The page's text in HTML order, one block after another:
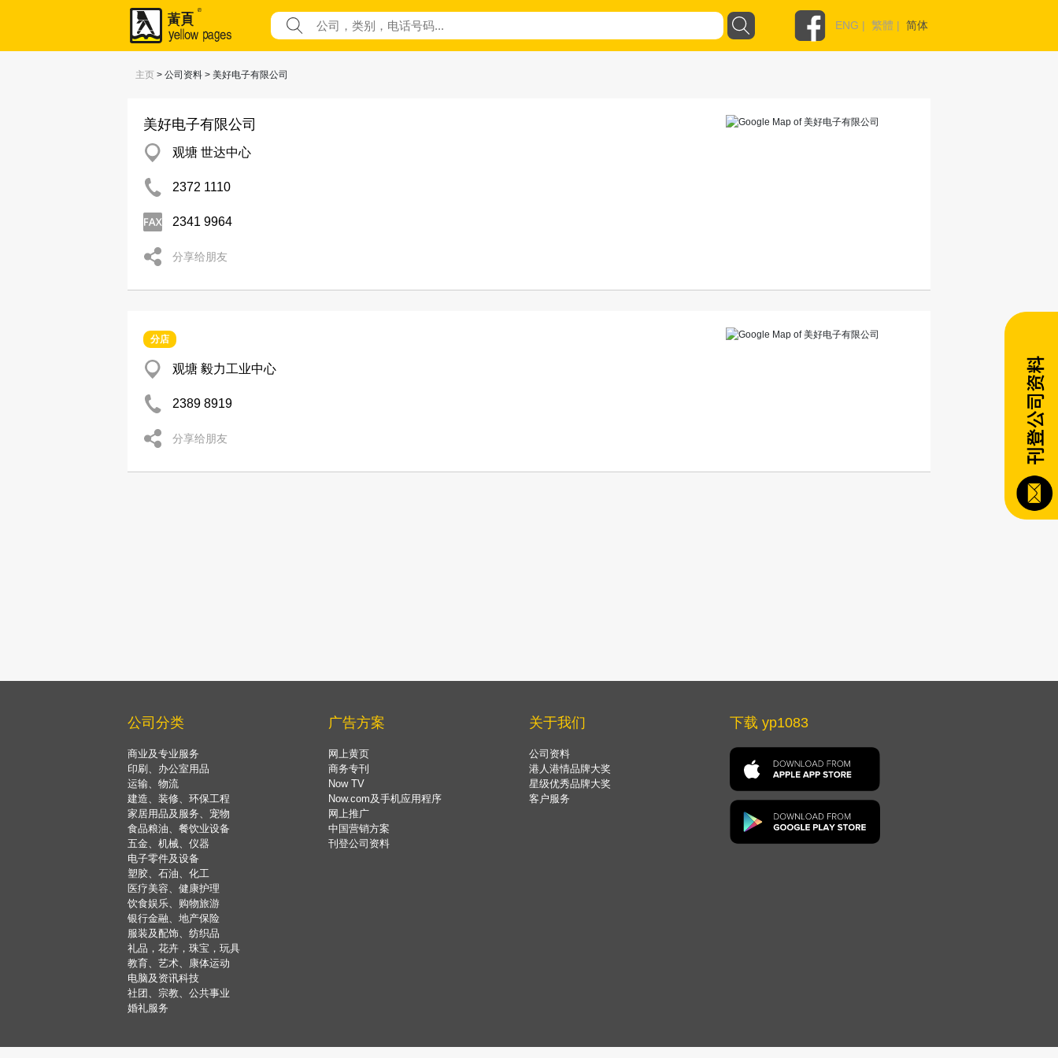
ENG | 繁體 | 简体
主页 > 公司资料 > 美好电子有限公司
美好电子有限公司
观塘 世达中心
2372 1110
2341 9964
分享给朋友
分店
观塘 毅力工业中心
2389 8919
分享给朋友
公司分类
商业及专业服务
印刷、办公室用品
运输、物流
建造、装修、环保工程
家居用品及服务、宠物
食品粮油、餐饮业设备
五金、机械、仪器
电子零件及设备
塑胶、石油、化工
医疗美容、健康护理
饮食娱乐、购物旅游
银行金融、地产保险
服装及配饰、纺织品
礼品，花卉，珠宝，玩具
教育、艺术、康体运动
电脑及资讯科技
社团、宗教、公共事业
婚礼服务
广告方案
网上黄页
商务专刊
Now TV
Now.com及手机应用程序
网上推广
中国营销方案
刊登公司资料
关于我们
公司资料
港人港情品牌大奖
星级优秀品牌大奖
客户服务
下载 yp1083